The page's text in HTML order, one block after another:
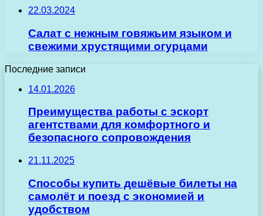
22.03.2024
Салат с нежным говяжьим языком и
свежими хрустящими огурцами
Последние записи
14.01.2026
Преимущества работы с эскорт
агентствами для комфортного и
безопасного сопровождения
21.11.2025
Способы купить дешёвые билеты на
самолёт и поезд с экономией и
удобством